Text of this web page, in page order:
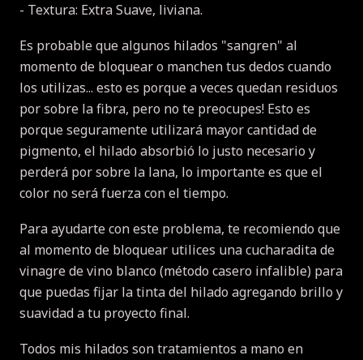
- Textura: Extra Suave, liviana.
Es probable que algunos hilados "sangren" al
momento de bloquear o manchen tus dedos cuando
los utilizas... esto es porque a veces quedan residuos
por sobre la fibra, pero no te preocupes! Esto es
porque seguramente utilizará mayor cantidad de
pigmento, el hilado absorbió lo justo necesario y
perderá por sobre la lana, lo importante es que el
color no será fuerza con el tiempo.
Para ayudarte con este problema, te recomiendo que
al momento de bloquear utilices una cucharadita de
vinagre de vino blanco (método casero infalible) para
que puedas fijar la tinta del hilado agregando brillo y
suavidad a tu proyecto final.
Todos mis hilados son tratamientos a mano en